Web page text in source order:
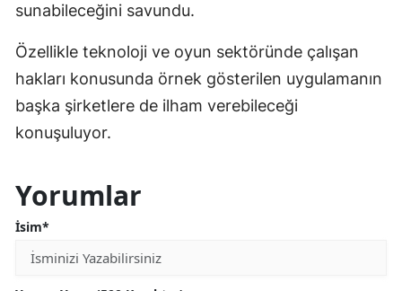
sunabileceğini savundu.
Özellikle teknoloji ve oyun sektöründe çalışan
hakları konusunda örnek gösterilen uygulamanın
başka şirketlere de ilham verebileceği
konuşuluyor.
Yorumlar
İsim*